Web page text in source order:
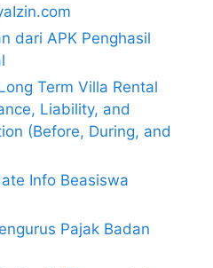
dari APK Penghasil
Term Villa Rental
Liability, and
(Before, During, and
Info Beasiswa
Pajak Badan